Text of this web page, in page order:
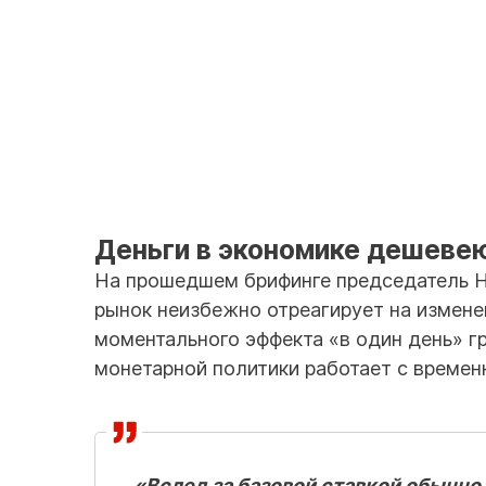
Деньги в экономике
На прошедшем брифинге председатель
рынок неизбежно отреагирует на
моментального эффекта «в один день»
монетарной политики работает с